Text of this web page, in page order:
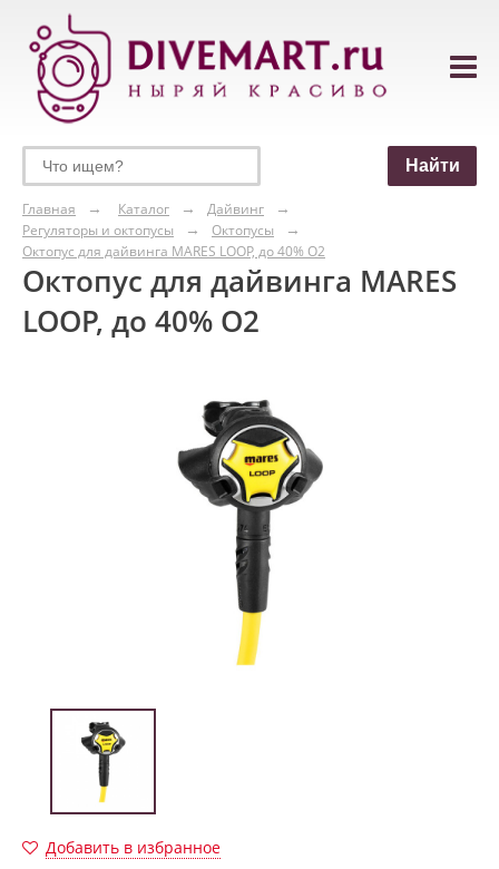
Главная Каталог
Дайвинг
Регуляторы и октопусы
Октопусы
Октопус для дайвинга MARES LOOP, до 40% О2
Октопус для дайвинга MARES
LOOP, до 40% О2
Добавить в избранное